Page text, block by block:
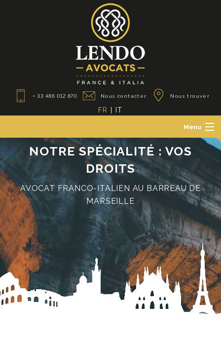
+ 33 486 012 870 Nous contacter Nous trouver
FR IT
Menu
Le Cabinet
Avocats des particuliers
Avocats des professionnels
Avocats franco-italiens
Actualités
Contact
NOTRE SPÉCIALITÉ : VOS
DROITS
AVOCAT FRANCO-ITALIEN AU BARREAU DE
MARSEILLE